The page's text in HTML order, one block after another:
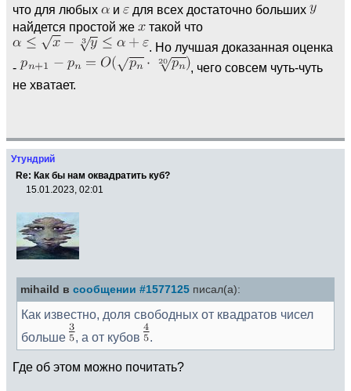
что для любых
и
для всех достаточно больших
найдется простой же
такой что
. Но лучшая доказанная оценка
-
, чего совсем чуть-чуть
не хватает.
Утундрий
Re: Как бы нам оквадратить куб?
15.01.2023, 02:01
mihaild в сообщении #1577125 писал(а):
Как известно, доля свободных от квадратов чисел
больше
, а от кубов .
Где об этом можно почитать?